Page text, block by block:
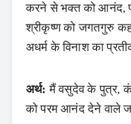
करने से भक्त को आनंद,
श्रीकृष्ण को जगतगुरु
अधर्म के विनाश का
अर्थ: मैं वसुदेव के पुत्र,
को परम आनंद देने वाले